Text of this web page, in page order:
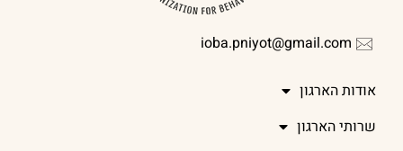
ioba.pniyot@gmail.com
אודות הארגון
שרותי הארגון